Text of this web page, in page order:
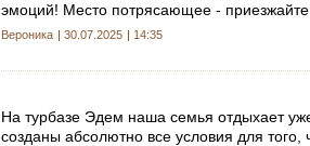
эмоций! Место потрясающее -
Вероника 30.07.2025 14:35
На турбазе Эдем наша семья отдыхает
созданы абсолютно все условия для